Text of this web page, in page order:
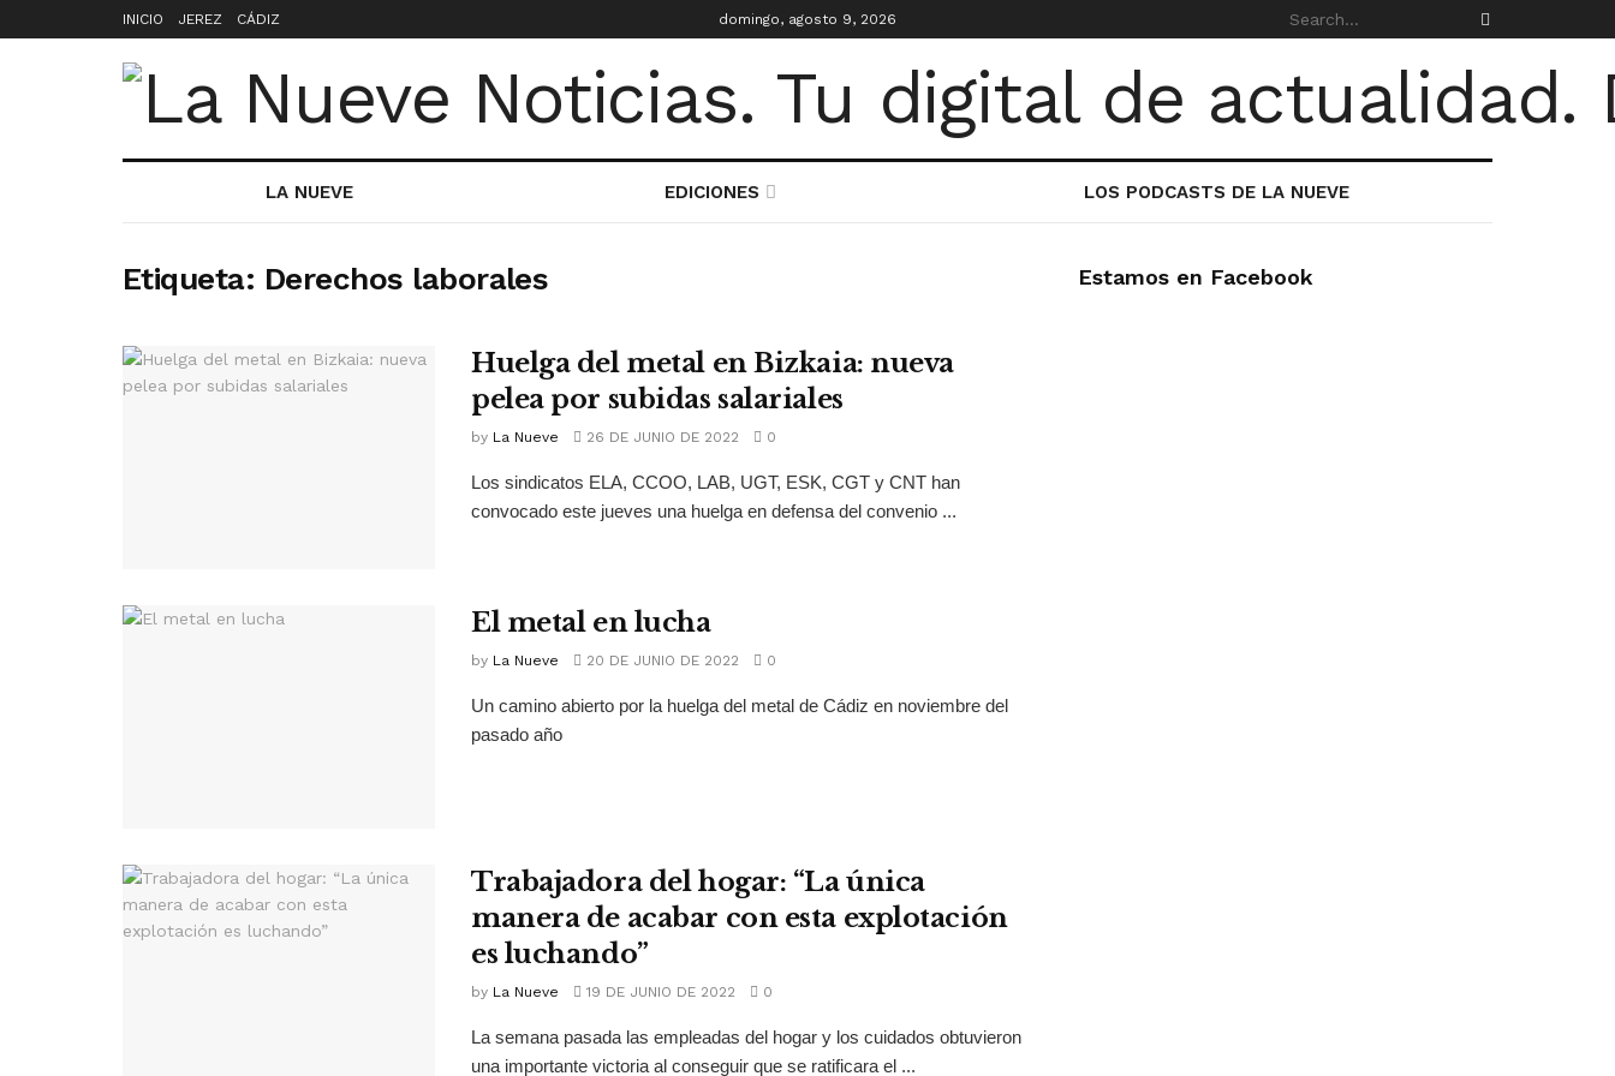
INICIO JEREZ CÁDIZ domingo, agosto 9, 2026
LA NUEVE EDICIONES LOS PODCASTS DE LA NUEVE
Etiqueta: Derechos laborales
Huelga del metal en Bizkaia: nueva
pelea por subidas salariales
by La Nueve 26 DE JUNIO DE 2022 0
Los sindicatos ELA, CCOO, LAB, UGT, ESK, CGT y CNT han
convocado este jueves una huelga en defensa del convenio ...
El metal en lucha
by La Nueve 20 DE JUNIO DE 2022 0
Un camino abierto por la huelga del metal de Cádiz en noviembre del
pasado año
Trabajadora del hogar: “La única
manera de acabar con esta explotación
es luchando”
by La Nueve 19 DE JUNIO DE 2022 0
La semana pasada las empleadas del hogar y los cuidados obtuvieron
una importante victoria al conseguir que se ratificara el ...
Estamos en Facebook